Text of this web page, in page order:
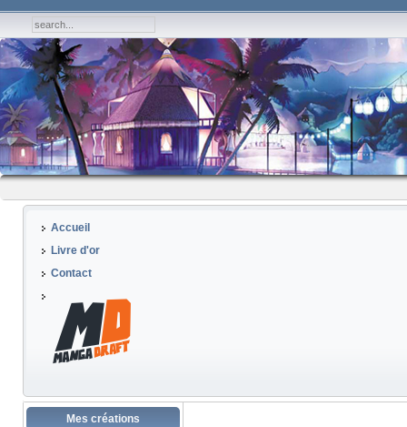
Accueil
Livre d'or
Contact
Mes créations